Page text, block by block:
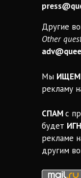
Другие
Other
Мы ИЩЕМ
рекламу
СПАМс
будет
рекламе
другим